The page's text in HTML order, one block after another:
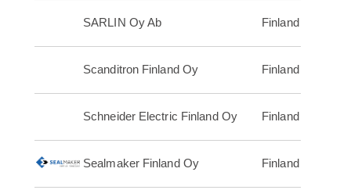
SARLIN Oy Ab Finland
Scanditron Finland Oy Finland
Schneider Electric Finland Oy Finland
Sealmaker Finland Oy Finland